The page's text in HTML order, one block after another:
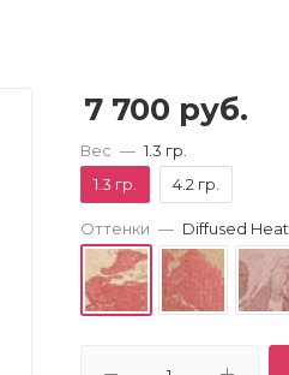
7 700 руб.
Вес — 1.3 гр.
1.3 гр.
4.2 гр.
Оттенки — Diffused Heat